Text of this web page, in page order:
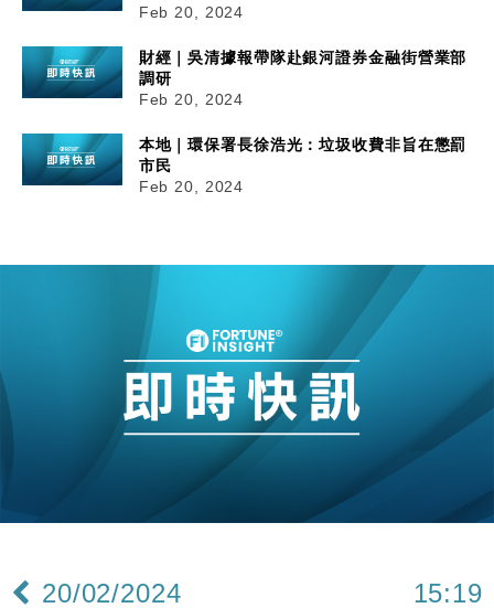
Feb 20, 2024
財經｜吳清據報帶隊赴銀河證券金融街營業部
調研
Feb 20, 2024
本地｜環保署長徐浩光：垃圾收費非旨在懲罰
市民
Feb 20, 2024
20/02/2024 15:19